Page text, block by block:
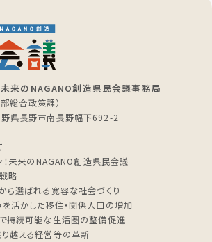
未来のNAGANO創造県民会議事務局
総合政策課）
県長野市南長野幅下692-2
！未来のNAGANO創造県民会議
略
ら選ばれる寛容な社会づくり
活かした移住・関係人口の増加
持続可能な生活圏の整備促進
越える経営等の革新